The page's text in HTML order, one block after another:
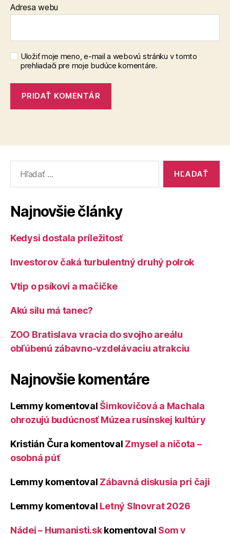
Adresa webu
Uložiť moje meno, e-mail a webovú stránku v tomto
prehliadači pre moje budúce komentáre.
Najnovšie články
Kedysi dostala príležitosť
Investorov čaká turbulentný druhý polrok
Vtip o psíkovi a mačičke
Akú silu má tanec?
ZOO Bratislava vracia do svojho areálu
obľúbenú zábavno-vzdelávaciu atrakciu
Najnovšie komentáre
Lemmy komentoval Šimkovičová a Machala
ohrozujú budúcnosť Múzea rusínskej kultúry
Kristián Čura komentoval Zmysel a ničota –
osobná púť
Lemmy komentoval Zábavná diskusia pri čaji
Lemmy komentoval Letný Slnovrat 2026
Nádej – Humanisti.skkomentoval Som v